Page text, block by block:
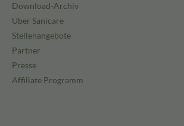
Download-Archiv
Über Sanicare
Stellenangebote
Partner
Presse
Affiliate Programm